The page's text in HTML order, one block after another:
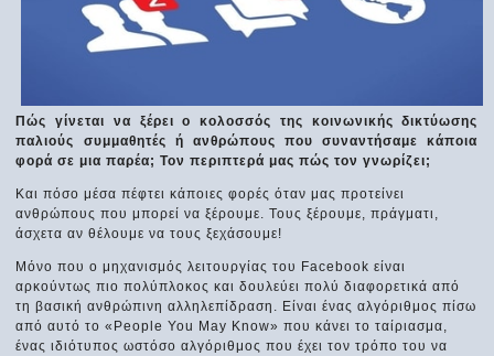
Πώς γίνεται να ξέρει ο κολοσσός της κοινωνικής δικτύωσης
παλιούς συμμαθητές ή ανθρώπους που συναντήσαμε κάποια
φορά σε μια παρέα; Τον περιπτερά μας πώς τον γνωρίζει;
Και πόσο μέσα πέφτει κάποιες φορές όταν μας προτείνει
ανθρώπους που μπορεί να ξέρουμε. Τους ξέρουμε, πράγματι,
άσχετα αν θέλουμε να τους ξεχάσουμε!
Μόνο που ο μηχανισμός λειτουργίας του Facebook είναι
αρκούντως πιο πολύπλοκος και δουλεύει πολύ διαφορετικά από
τη βασική ανθρώπινη αλληλεπίδραση. Είναι ένας αλγόριθμος πίσω
από αυτό το «People You May Know» που κάνει το ταίριασμα,
ένας ιδιότυπος ωστόσο αλγόριθμος που έχει τον τρόπο του να